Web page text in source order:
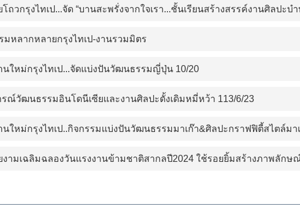
โถวกรุงไทเป...จัด “บานสะพรั่งจากใจเรา...ชั้นเรียนสร้างสรรค์งานศิลปะบ
หลากหลายกรุงไทเป-งานรวมมิตร
ใหม่กรุงไทเป...จัดแบ่งปันวัฒนธรรมญี่ปุ่น 10/20
ณ์วัฒนธรรมอินโดนีเซียและงานศิลปะดั้งเดิมหมี่หว้า 113/6/23
ใหม่กรุงไทเป..กิจกรรมแบ่งปันวัฒนธรรมมาเก๊า&ศิลปะกราฟฟิตี้สไตล์มา
งามเฉลิมฉลองวันแรงงานข้ามชาติสากลปี2024 ใช้รอยยิ้มสร้างภาพลัก